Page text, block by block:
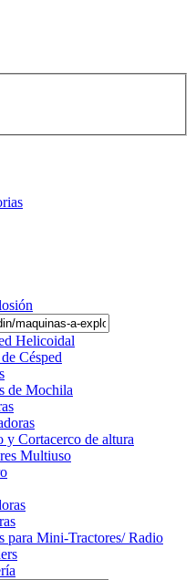
Helicoidal
Césped
de Mochila
y Cortacerco de altura
Multiuso
para Mini-Tractores/ Radio